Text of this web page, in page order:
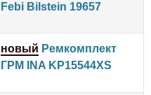
Febi Bilstein 19657
новый Ремкомплект
ГРМ INA KP15544XS